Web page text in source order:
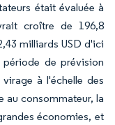
était évaluée à
croître de 196,8
milliards USD d'ici
de prévision
à l'échelle des
au consommateur, la
économies, et